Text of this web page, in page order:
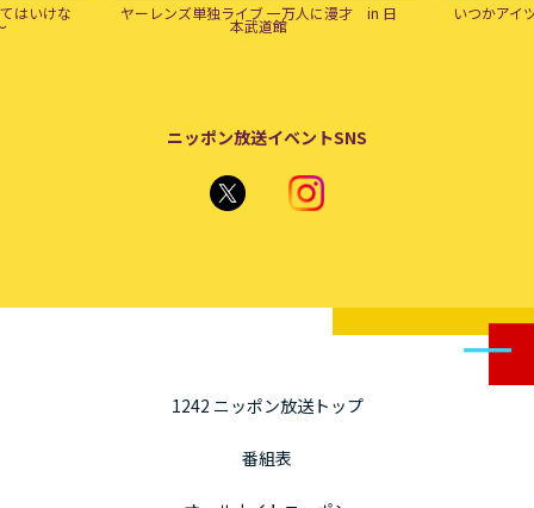
ライブ 一万人に漫才 in 日
本武道館
いつかアイツに会いに行く -BEYOND THE
MOON-
ニッポン放送イベントSNS
1242 ニッポン放送トップ
番組表